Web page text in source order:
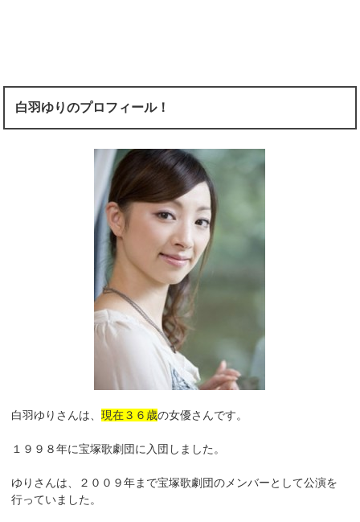
白羽ゆりのプロフィール！
白羽ゆりさんは、現在３６歳の女優さんです。
１９９８年に宝塚歌劇団に入団しました。
ゆりさんは、２００９年まで宝塚歌劇団のメンバーとして公演を
行っていました。